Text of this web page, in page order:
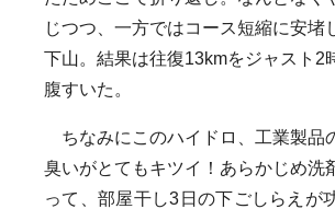
じつつ、一方ではコース短縮に安堵
下山。結果は往復13kmをジャスト2
腹すいた。
ちなみにこのハイドロ、工業製品
臭いがとてもキツイ！あらかじめ洗
って、部屋干し3日の下ごしらえが